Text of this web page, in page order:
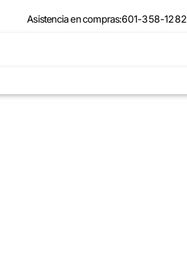
Asistencia en compras:601-358-1282